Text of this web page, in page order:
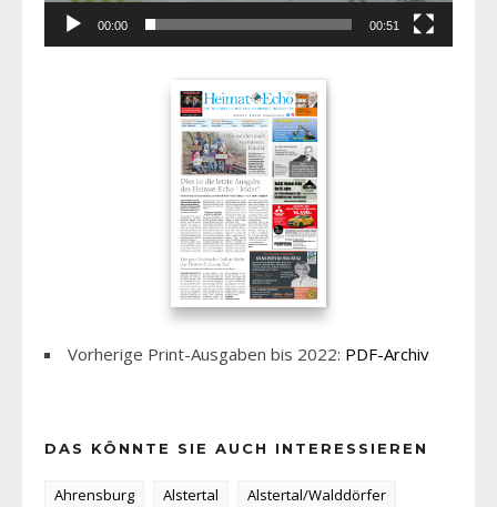
00:00 00:51
Vorherige Print-Ausgaben bis 2022: PDF-Archiv
DAS KÖNNTE SIE AUCH INTERESSIEREN
Ahrensburg Alstertal
Alstertal/Walddörfer